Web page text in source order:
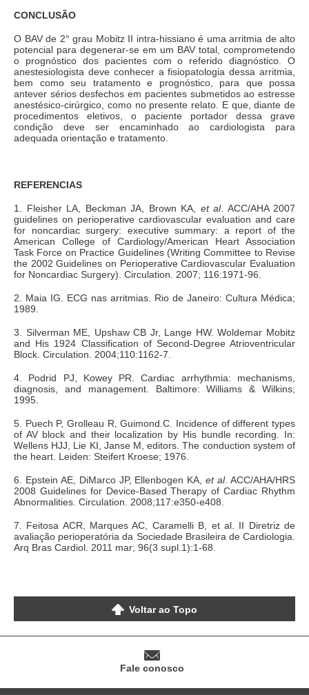
CONCLUSÃO
O BAV de 2° grau Mobitz II intra-hissiano é uma arritmia de alto
potencial para degenerar-se em um BAV total, comprometendo
o prognóstico dos pacientes com o referido diagnóstico. O
anestesiologista deve conhecer a fisiopatologia dessa arritmia,
bem como seu tratamento e prognóstico, para que possa
antever sérios desfechos em pacientes submetidos ao estresse
anestésico-cirúrgico, como no presente relato. E que, diante de
procedimentos eletivos, o paciente portador dessa grave
condição deve ser encaminhado ao cardiologista para
adequada orientação e tratamento.
REFERENCIAS
1. Fleisher LA, Beckman JA, Brown KA, et al. ACC/AHA 2007
guidelines on perioperative cardiovascular evaluation and care
for noncardiac surgery: executive summary: a report of the
American College of Cardiology/American Heart Association
Task Force on Practice Guidelines (Writing Committee to Revise
the 2002 Guidelines on Perioperative Cardiovascular Evaluation
for Noncardiac Surgery). Circulation. 2007; 116:1971-96.
2. Maia IG. ECG nas arritmias. Rio de Janeiro: Cultura Médica;
1989.
3. Silverman ME, Upshaw CB Jr, Lange HW. Woldemar Mobitz
and His 1924 Classification of Second-Degree Atrioventricular
Block. Circulation. 2004;110:1162-7.
4. Podrid PJ, Kowey PR. Cardiac arrhythmia: mechanisms,
diagnosis, and management. Baltimore: Williams & Wilkins;
1995.
5. Puech P, Grolleau R, Guimond.C. Incidence of different types
of AV block and their localization by His bundle recording. In:
Wellens HJJ, Lie KI, Janse M, editors. The conduction system of
the heart. Leiden: Steifert Kroese; 1976.
6. Epstein AE, DiMarco JP, Ellenbogen KA,et al. ACC/AHA/HRS
2008 Guidelines for Device-Based Therapy of Cardiac Rhythm
Abnormalities. Circulation. 2008;117:e350-e408.
7. Feitosa ACR, Marques AC, Caramelli B, et al. II Diretriz de
avaliação perioperatória da Sociedade Brasileira de Cardiologia.
Arq Bras Cardiol. 2011 mar; 96(3 supl.1):1-68.
Voltar ao Topo
Fale conosco